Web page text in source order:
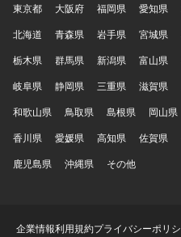
東京都 大阪府 福岡県 愛知県
北海道
青森県 岩手県 宮城県
栃木県
群馬県 新潟県 富山県
岐阜県
静岡県 三重県 滋賀県
和歌山県
鳥取県 島根県 岡山県
香川県
愛媛県 高知県 佐賀県
鹿児島県
沖縄県 その他
企業情報利用規約プライバシーポリ